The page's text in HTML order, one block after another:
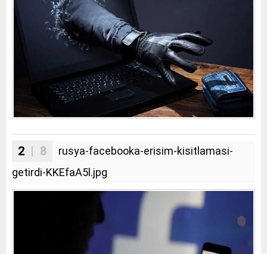
2 | 8
rusya-facebooka-erisim-kisitlamasi-
getirdi-KKEfaA5l.jpg